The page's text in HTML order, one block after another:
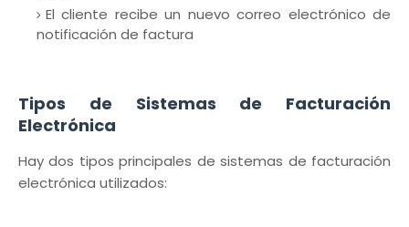
El cliente recibe un nuevo correo electrónico de
notificación de factura
Tipos de Sistemas de Facturación
Electrónica
Hay dos tipos principales de sistemas de facturación
electrónica utilizados: